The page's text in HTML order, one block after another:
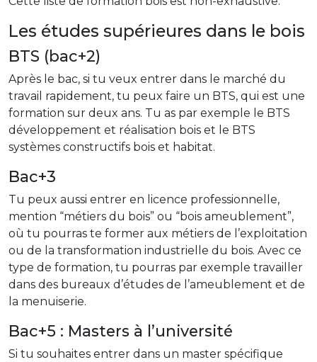
Les études supérieures dans le bois
BTS (bac+2)
Après le bac, si tu veux entrer dans le marché du
travail rapidement, tu peux faire un BTS, qui est une
formation sur deux ans. Tu as par exemple le BTS
développement et réalisation bois et le BTS
systèmes constructifs bois et habitat.
Bac+3
Tu peux aussi entrer en licence professionnelle,
mention “métiers du bois” ou “bois ameublement”,
où tu pourras te former aux métiers de l’exploitation
ou de la transformation industrielle du bois. Avec ce
type de formation, tu pourras par exemple travailler
dans des bureaux d’études de l’ameublement et de
la menuiserie.
Bac+5 : Masters à l’université
Si tu souhaites entrer dans un master spécifique